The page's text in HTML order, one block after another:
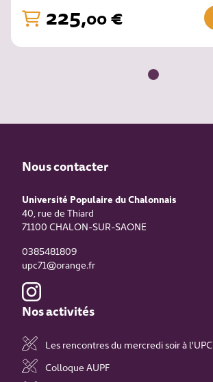
225,00€
Nous contacter
Université Populaire du Chalonnais
40, rue de Thiard
71100 CHALON-SUR-SAONE
0385481809
upc71@orange.fr
Nos activités
Les rencontres du mercredi soir à l'UPC
Colloque AUPF